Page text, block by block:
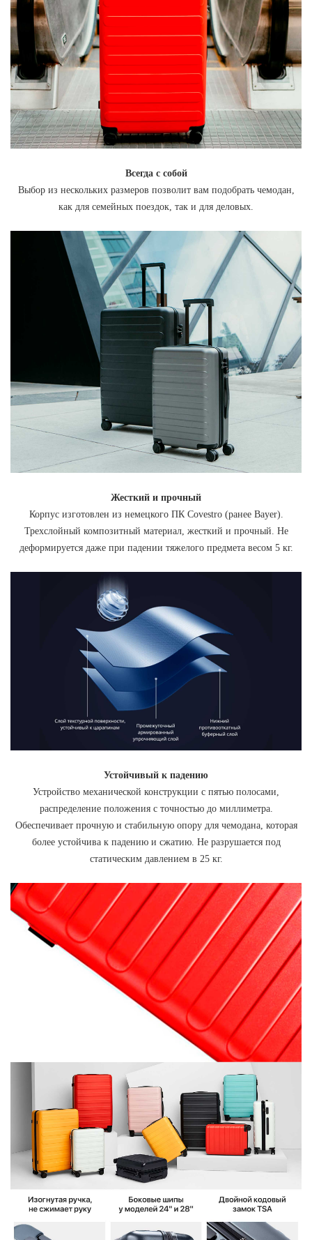
Всегда с собой
Выбор из нескольких размеров позволит вам подобрать чемодан,
как для семейных поездок, так и для деловых.
Жесткий и прочный
Корпус изготовлен из немецкого ПК Covestro (ранее Bayer).
Трехслойный композитный материал, жесткий и прочный. Не
деформируется даже при падении тяжелого предмета весом 5 кг.
Устойчивый к падению
Устройство механической конструкции с пятью полосами,
распределение положения с точностью до миллиметра.
Обеспечивает прочную и стабильную опору для чемодана, которая
более устойчива к падению и сжатию. Не разрушается под
статическим давлением в 25 кг.